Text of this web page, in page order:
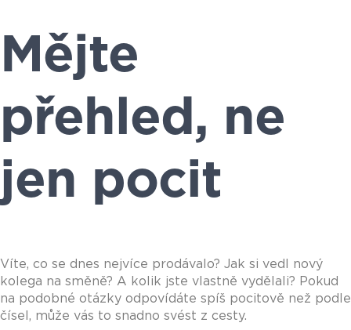
Mějte
přehled, ne
jen pocit
Víte, co se dnes nejvíce prodávalo? Jak si vedl nový
kolega na směně? A kolik jste vlastně vydělali? Pokud
na podobné otázky odpovídáte spíš pocitově než podle
čísel, může vás to snadno svést z cesty.